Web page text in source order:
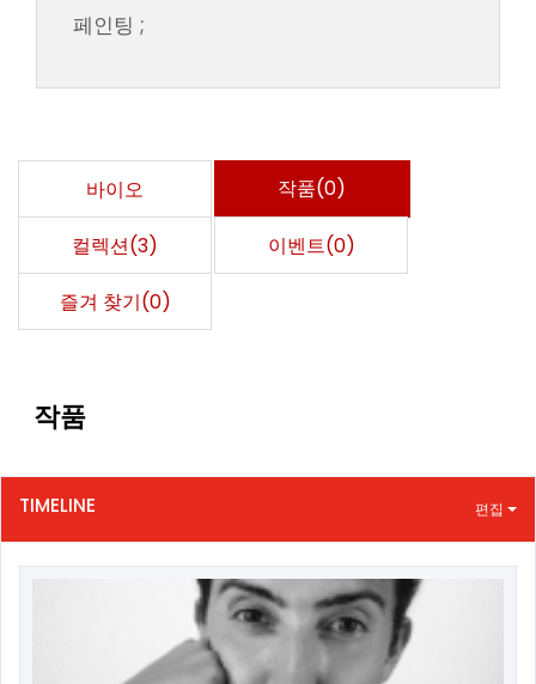
페인팅 ;
바이오 작품(0)
컬렉션(3) 이벤트(0)
즐겨 찾기(0)
작품
TIMELINE 편집